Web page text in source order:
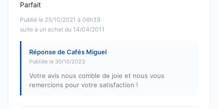
Publié le 25/10/2021 à 06h39
suite à un achat du 14/04/2011
Parfait
Réponse de Cafés Miguel
Publiée le 30/10/2023
Votre avis nous comble de joie et nous vous
remercions pour votre satisfaction !